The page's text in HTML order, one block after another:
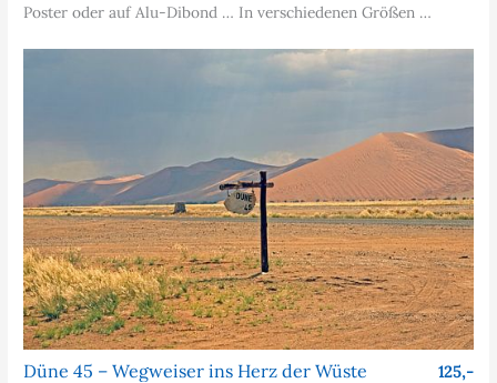
Poster oder auf Alu-Dibond … In verschiedenen Größen …
Düne 45 – Wegweiser ins Herz der Wüste 125,-